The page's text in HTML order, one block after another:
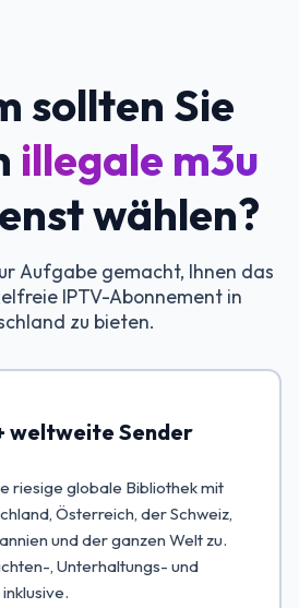
sollten Sie
illegale m3u
wählen?
Aufgabe gemacht, Ihnen das
IPTV-Abonnement in
zu bieten.
weltweite Sender
riesige globale Bibliothek mit
Österreich, der Schweiz,
und der ganzen Welt zu.
, Unterhaltungs- und